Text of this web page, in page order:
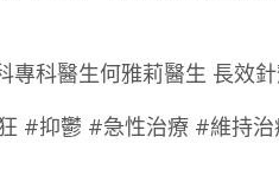
專科醫生何雅莉醫生 長效
#抑鬱 #急性治療 #維持